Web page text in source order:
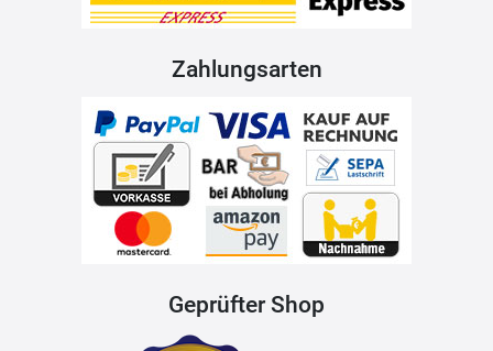
Zahlungsarten
Geprüfter Shop